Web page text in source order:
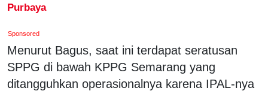
Purbaya
Sponsored
Menurut Bagus, saat ini terdapat seratusan
SPPG di bawah KPPG Semarang yang
ditangguhkan operasionalnya karena IPAL-nya